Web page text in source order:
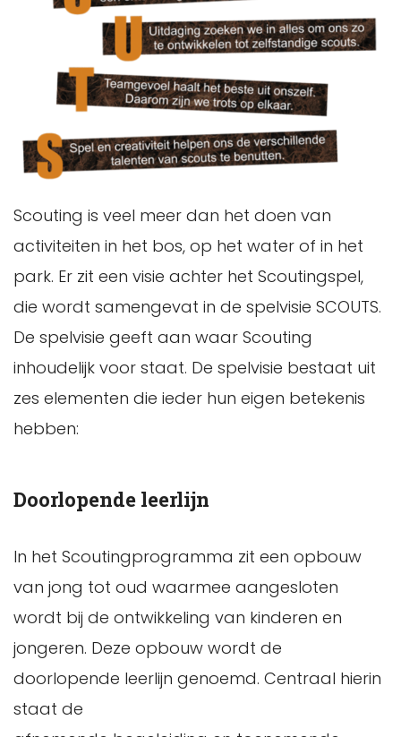
Scouting is veel meer dan het doen van
activiteiten in het bos, op het water of in het
park. Er zit een visie achter het Scoutingspel,
die wordt samengevat in de spelvisie SCOUTS.
De spelvisie geeft aan waar Scouting
inhoudelijk voor staat. De spelvisie bestaat uit
zes elementen die ieder hun eigen betekenis
hebben:
Doorlopende leerlijn
In het Scoutingprogramma zit een opbouw
van jong tot oud waarmee aangesloten
wordt bij de ontwikkeling van kinderen en
jongeren. Deze opbouw wordt de
doorlopende leerlijn genoemd. Centraal hierin
staat de